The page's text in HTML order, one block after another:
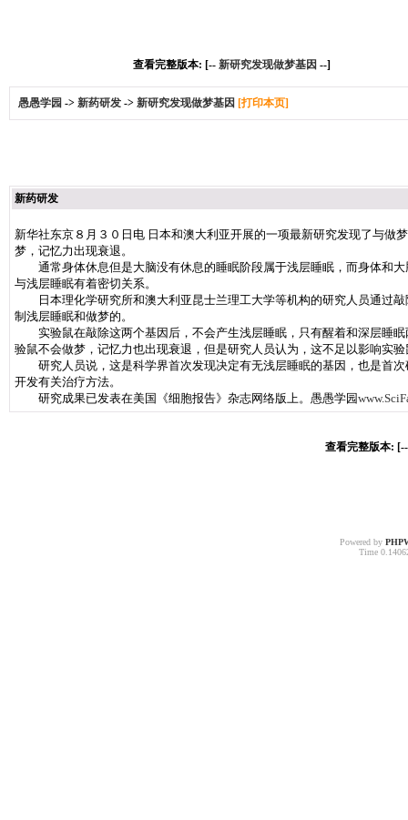
查看完整版本: [-- 新研究发现做梦基因 --]
愚愚学园 -> 新药研发 -> 新研究发现做梦基因 [打印本页]
新药研发
新华社东京８月３０日电 日本和澳大利亚开展的一项最新研究发现了与
梦，记忆力出现衰退。
通常身体休息但是大脑没有休息的睡眠阶段属于浅层睡眠，而身体和大
与浅层睡眠有着密切关系。
日本理化学研究所和澳大利亚昆士兰理工大学等机构的研究人员通过敲
制浅层睡眠和做梦的。
实验鼠在敲除这两个基因后，不会产生浅层睡眠，只有醒着和深层睡眠
验鼠不会做梦，记忆力也出现衰退，但是研究人员认为，这不足以影响实
研究人员说，这是科学界首次发现决定有无浅层睡眠的基因，也是首次
开发有关治疗方法。
研究成果已发表在美国《细胞报告》杂志网络版上。愚愚学园
查看完整版本:
Powered by
Time